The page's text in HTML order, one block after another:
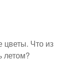
цветы. Что из
летом?